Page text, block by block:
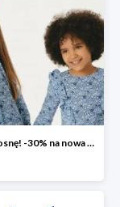
Witamy wiosnę! -30% na nowa kolekcję